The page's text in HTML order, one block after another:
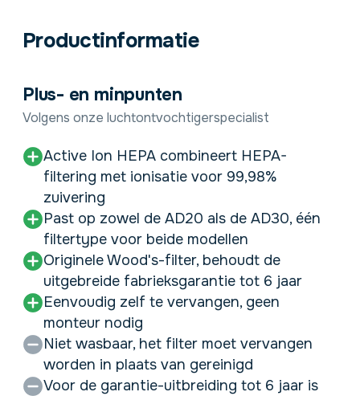
Productinformatie
Plus- en minpunten
Volgens onze luchtontvochtigerspecialist
Active Ion HEPA combineert HEPA-
filtering met ionisatie voor 99,98%
zuivering
Past op zowel de AD20 als de AD30, één
filtertype voor beide modellen
Originele Wood's-filter, behoudt de
uitgebreide fabrieksgarantie tot 6 jaar
Eenvoudig zelf te vervangen, geen
monteur nodig
Niet wasbaar, het filter moet vervangen
worden in plaats van gereinigd
Voor de garantie-uitbreiding tot 6 jaar is